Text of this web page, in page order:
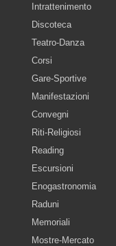
Intrattenimento
Discoteca
Teatro-Danza
Corsi
Gare-Sportive
Manifestazioni
Convegni
Riti-Religiosi
Reading
Escursioni
Enogastronomia
Raduni
Memoriali
Mostre-Mercato